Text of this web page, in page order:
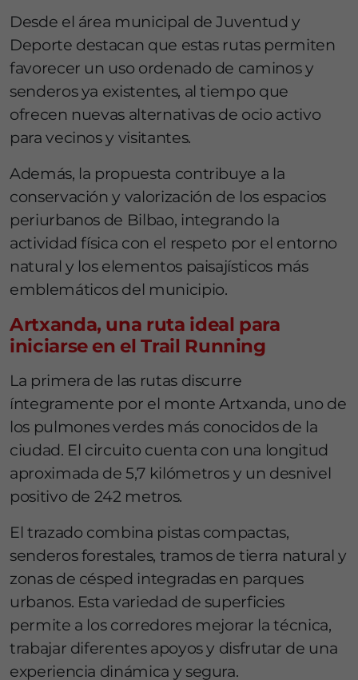
Desde el área municipal de Juventud y
Deporte destacan que estas rutas permiten
favorecer un uso ordenado de caminos y
senderos ya existentes, al tiempo que
ofrecen nuevas alternativas de ocio activo
para vecinos y visitantes.
Además, la propuesta contribuye a la
conservación y valorización de los espacios
periurbanos de Bilbao, integrando la
actividad física con el respeto por el entorno
natural y los elementos paisajísticos más
emblemáticos del municipio.
Artxanda, una ruta ideal para
iniciarse en el Trail Running
La primera de las rutas discurre
íntegramente por el monte Artxanda, uno de
los pulmones verdes más conocidos de la
ciudad. El circuito cuenta con una longitud
aproximada de 5,7 kilómetros y un desnivel
positivo de 242 metros.
El trazado combina pistas compactas,
senderos forestales, tramos de tierra natural y
zonas de césped integradas en parques
urbanos. Esta variedad de superficies
permite a los corredores mejorar la técnica,
trabajar diferentes apoyos y disfrutar de una
experiencia dinámica y segura.